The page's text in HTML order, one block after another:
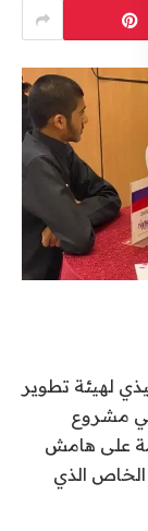
لهيئة تطوير
في مشروع
على هامش
الخاص الذي